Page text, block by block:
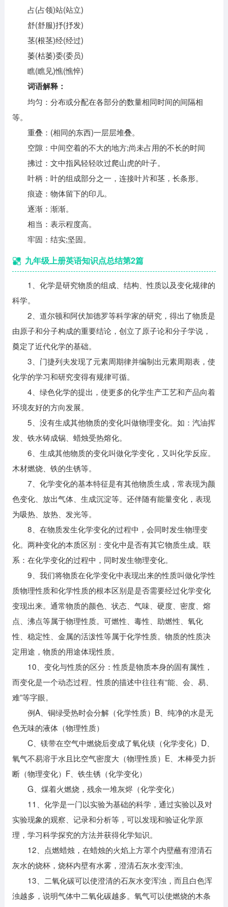
占(占领)站(站立)
舒(舒服)抒(抒发)
茎(根茎)经(经过)
萎(枯萎)委(委员)
瞧(瞧见)憔(憔悴)
词语解释：
均匀：分布或分配在各部分的数量相同时间的间隔相
等。
重叠：(相同的东西)一层层堆叠。
空隙：中间空着的不大的地方;尚未占用的不长的时间
拂过：文中指风轻轻吹过爬山虎的叶子。
叶柄：叶的组成部分之一，连接叶片和茎，长条形。
痕迹：物体留下的印儿。
逐渐：渐渐。
相当：表示程度高。
牢固：结实;坚固。
九年级上册英语知识点总结第2篇
1、化学是研究物质的组成、结构、性质以及变化规律的
科学。
2、道尔顿和阿伏加德罗等科学家的研究，得出了物质是
由原子和分子构成的重要结论，创立了原子论和分子学说，
奠定了近代化学的基础。
3、门捷列夫发现了元素周期律并编制出元素周期表，使
化学的学习和研究变得有规律可循。
4、绿色化学的提出，使更多的化学生产工艺和产品向着
环境友好的方向发展。
5、没有生成其他物质的变化叫做物理变化。如：汽油挥
发、铁水铸成锅、蜡烛受热熔化。
6、生成其他物质的变化叫做化学变化，又叫化学反应。
木材燃烧、铁的生锈等。
7、化学变化的基本特征是有其他物质生成，常表现为颜
色变化、放出气体、生成沉淀等。还伴随有能量变化，表现
为吸热、放热、发光等。
8、在物质发生化学变化的过程中，会同时发生物理变
化。两种变化的本质区别：变化中是否有其它物质生成。联
系：在化学变化的过程中，同时发生物理变化。
9、我们将物质在化学变化中表现出来的性质叫做化学性
质物理性质和化学性质的根本区别是是否需要经过化学变化
变现出来。通常物质的颜色、状态、气味、硬度、密度、熔
点、沸点等属于物理性质。可燃性、毒性、助燃性、氧化
性、稳定性、金属的活泼性等属于化学性质。物质的性质决
定用途，物质的用途体现性质。
10、变化与性质的区分：性质是物质本身的固有属性，
而变化是一个动态过程。性质的描述中往往有“能、会、易、
难”等字眼。
例A、铜绿受热时会分解（化学性质）B、纯净的水是无
色无味的液体（物理性质）
C、镁带在空气中燃烧后变成了氧化镁（化学变化）D、
氧气不易溶于水且比空气密度大（物理性质）E、木棒受力折
断（物理变化）F、铁生锈（化学变化）
G、煤着火燃烧，残余一堆灰烬（化学变化）
11、化学是一门以实验为基础的科学，通过实验以及对
实验现象的观察、记录和分析等，可以发现和验证化学原
理，学习科学探究的方法并获得化学知识。
12、点燃蜡烛，在蜡烛的火焰上方罩个内壁蘸有澄清石
灰水的烧杯，烧杯内壁有水雾，澄清石灰水变浑浊。
13、二氧化碳可以使澄清的石灰水变浑浊，而且白色浑
浊越多，说明气体中二氧化碳越多。氧气可以使燃烧的木条